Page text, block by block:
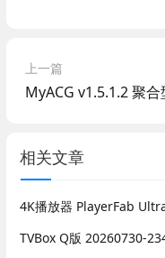
上一篇
相关文章
4K播放器 PlayerFab
TVBox Q版 20260730-